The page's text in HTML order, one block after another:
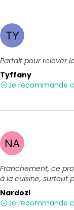
Parfait pour relever
Tyffany
Je recommande
Franchement, ce
à la cuisine, surtout
Nardozi
Je recommande